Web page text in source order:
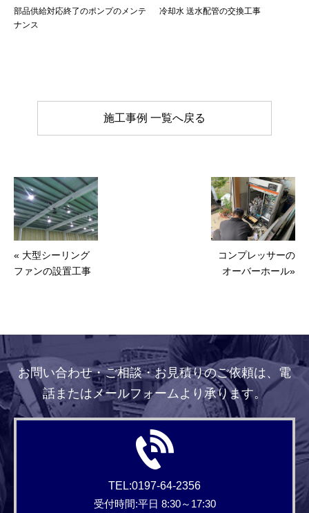
部品供給対応終了のポンプのメンテ
ナンス
冷却水 送水配管の交換工事
施工事例 一覧へ戻る
« 大型シーリング
ファンの設置工事
コンプレッサーの
オーバーホール»
お問い合わせ・ご相談・お見積りのご依頼は、電
話またはメールフォームより承ります。
TEL:0197-64-2356
受付時間:平日 8:30～17:30